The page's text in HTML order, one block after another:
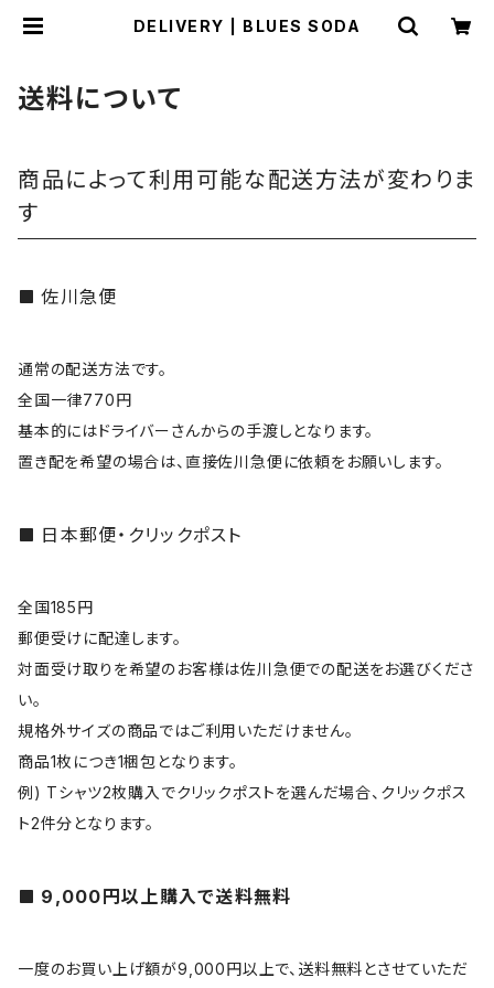
DELIVERY | BLUES SODA
送料について
商品によって利用可能な配送方法が変わりま
す
佐川急便
通常の配送方法です。
全国一律770円
基本的にはドライバーさんからの手渡しとなります。
置き配を希望の場合は、直接佐川急便に依頼をお願いします。
日本郵便・クリックポスト
全国185円
郵便受けに配達します。
対面受け取りを希望のお客様は佐川急便での配送をお選びくださ
い。
規格外サイズの商品ではご利用いただけません。
商品1枚につき1梱包となります。
例) Tシャツ2枚購入でクリックポストを選んだ場合、クリックポス
ト2件分となります。
9,000円以上購入で送料無料
一度のお買い上げ額が9,000円以上で、送料無料とさせていただ